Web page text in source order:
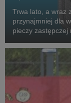
Trwa lato, a wraz
przynajmniej dla
pieczy zastępczej
SOS Wiosek